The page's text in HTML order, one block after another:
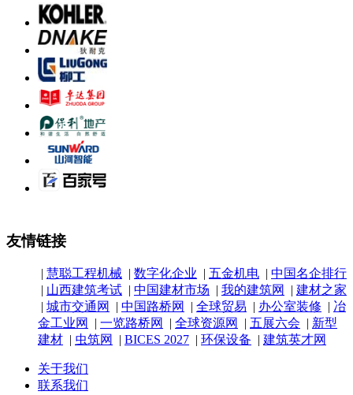
友情链接
| 慧聪工程机械 | 数字化企业 | 五金机电 | 中国名企排行
| 山西建筑考试 | 中国建材市场 | 我的建筑网 | 建材之家
| 城市交通网 | 中国路桥网 | 全球贸易 | 办公室装修 | 冶
金工业网
| 一览路桥网 | 全球资源网 | 五展六会 | 新型
建材 | 虫筑网 | BICES 2027 | 环保设备 | 建筑英才网
关于我们
联系我们